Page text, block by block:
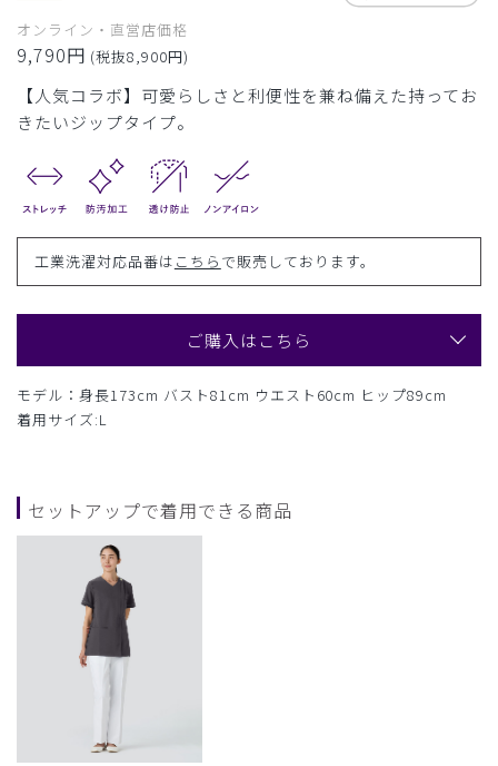
オンライン・直営店価格
9,790円 (税抜8,900円)
【人気コラボ】可愛らしさと利便性を兼ね備えた持ってお
きたいジップタイプ。
工業洗濯対応品番は こちら で販売しております。
ご購入はこちら
モデル：身長173cm バスト81cm ウエスト60cm ヒップ89cm
着用サイズ:L
セットアップで着用できる商品